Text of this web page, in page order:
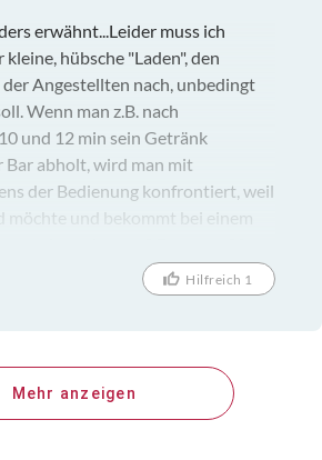
erwähnt...Leider muss ich
kleine, hübsche "Laden", den
Angestellten nach, unbedingt
Wenn man z.B. nach
und 12 min sein Getränk
Bar abholt, wird man mit
der Bedienung konfrontiert, weil
möchte und bekommt bei einem
Kommentar:" Da hast du aber
ich noch Kleingeld habe." Nur um
versuchen dort ständig sich
die nicht
Hilfreich 1
Mehr anzeigen